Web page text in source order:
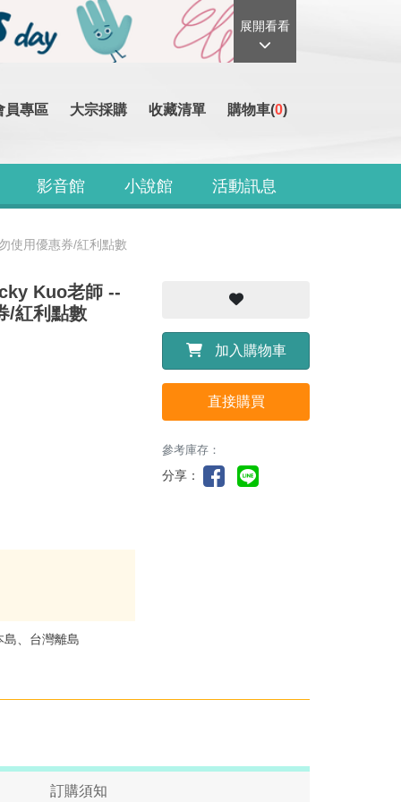
展開看看
員專區 大宗採購 收藏清單 購物車(0)
影音館 小說館 活動訊息
使用優惠券/紅利點數
Kuo老師 --
/紅利點數
島、台灣離島
加入購物車
直接購買
參考庫存：
分享：
訂購須知